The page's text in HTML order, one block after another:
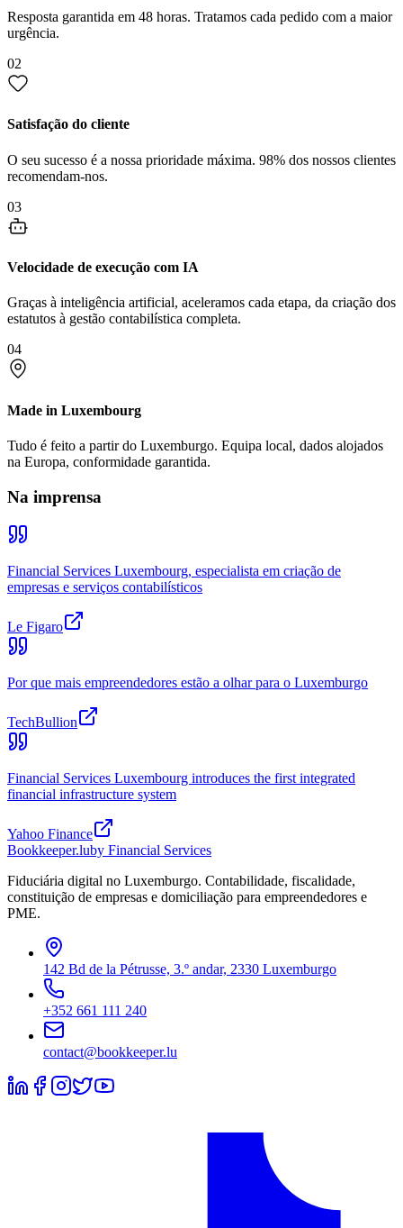
Resposta garantida em 48 horas. Tratamos cada pedido com a maior
urgência.
02
Satisfação do cliente
O seu sucesso é a nossa prioridade máxima. 98% dos nossos clientes
recomendam-nos.
03
Velocidade de execução com IA
Graças à inteligência artificial, aceleramos cada etapa, da criação dos
estatutos à gestão contabilística completa.
04
Made in Luxembourg
Tudo é feito a partir do Luxemburgo. Equipa local, dados alojados
na Europa, conformidade garantida.
Na imprensa
Financial Services Luxembourg, especialista em criação de
empresas e serviços contabilísticos
Le Figaro
Por que mais empreendedores estão a olhar para o Luxemburgo
TechBullion
Financial Services Luxembourg introduces the first integrated
financial infrastructure system
Yahoo Finance
Bookkeeper.luby Financial Services
Fiduciária digital no Luxemburgo. Contabilidade, fiscalidade,
constituição de empresas e domiciliação para empreendedores e
PME.
142 Bd de la Pétrusse, 3.º andar, 2330 Luxemburgo
+352 661 111 240
contact@bookkeeper.lu